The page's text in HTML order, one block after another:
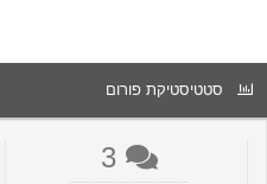
סטטיסטיקת פורום
3